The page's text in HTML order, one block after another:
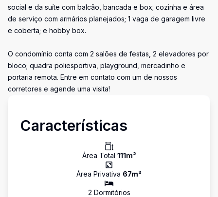
social e da suíte com balcão, bancada e box; cozinha e área
de serviço com armários planejados; 1 vaga de garagem livre
e coberta; e hobby box.
O condomínio conta com 2 salões de festas, 2 elevadores por
bloco; quadra poliesportiva, playground, mercadinho e
portaria remota. Entre em contato com um de nossos
corretores e agende uma visita!
Características
Área Total 111m²
Área Privativa 67m²
2 Dormitórios